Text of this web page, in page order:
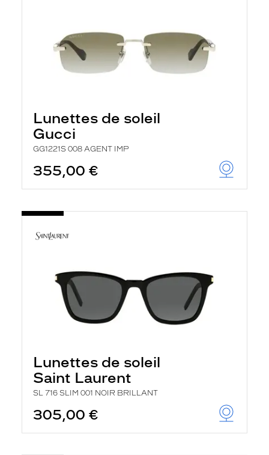
Lunettes de soleil
Gucci
GG1221S 008 AGENT IMP
355,00 €
Lunettes de soleil
Saint Laurent
SL 716 SLIM 001 NOIR BRILLANT
305,00 €